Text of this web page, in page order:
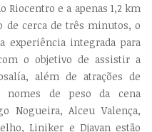
Riocentro e a apenas 1,2 km
de cerca de três minutos, o
experiência integrada para
o objetivo de assistir a
além de atrações de
nomes de peso da cena
Nogueira, Alceu Valença,
Liniker e Djavan estão